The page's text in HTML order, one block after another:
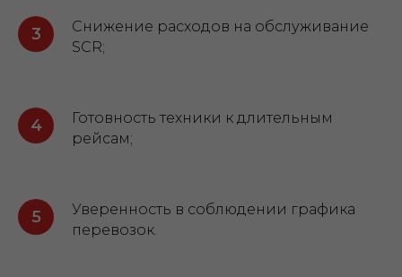
Снижение расходов на обслуживание
SCR;
Готовность техники к длительным
рейсам;
Уверенность в соблюдении графика
перевозок.